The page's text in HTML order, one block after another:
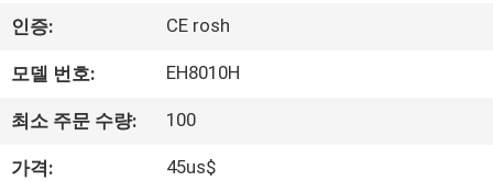
리
에
대
하
인증: CE rosh
모델 번호: EH8010H
최소 주문 수량: 100
가격: 45us$